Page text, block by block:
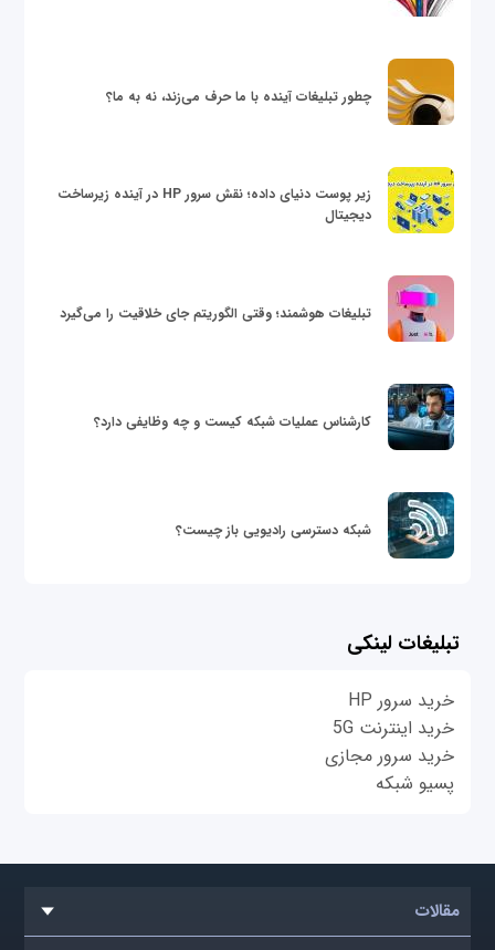
چطور تبلیغات آینده با ما حرف می‌زند، نه به ما؟
زیر پوست دنیای داده؛ نقش سرور HP در آینده زیرساخت
دیجیتال
تبلیغات هوشمند؛ وقتی الگوریتم جای خلاقیت را می‌گیرد
کارشناس عملیات شبکه کیست و چه وظایفی دارد؟
شبکه دسترسی رادیویی باز چیست؟
تبلیغات لینکی
خرید سرور HP
خرید اینترنت 5G
خرید سرور مجازی
پسیو شبکه
مقالات